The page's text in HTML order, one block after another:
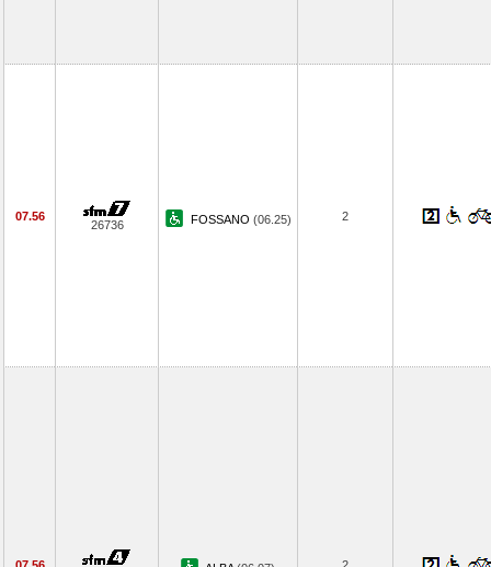
07.56
26736 FOSSANO (06.25) 2